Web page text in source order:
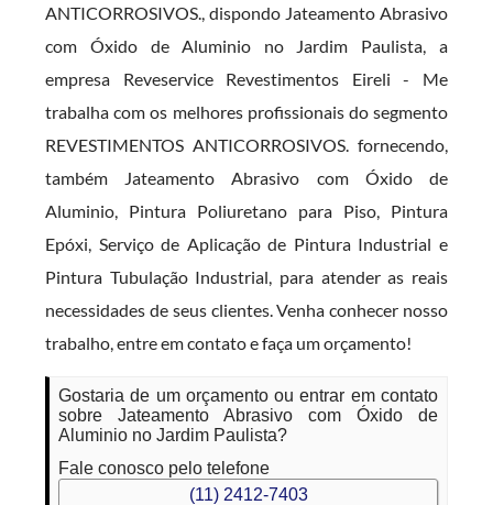
ANTICORROSIVOS., dispondo Jateamento Abrasivo
com Óxido de Aluminio no Jardim Paulista, a
empresa Reveservice Revestimentos Eireli - Me
trabalha com os melhores profissionais do segmento
REVESTIMENTOS ANTICORROSIVOS. fornecendo,
também Jateamento Abrasivo com Óxido de
Aluminio, Pintura Poliuretano para Piso, Pintura
Epóxi, Serviço de Aplicação de Pintura Industrial e
Pintura Tubulação Industrial, para atender as reais
necessidades de seus clientes. Venha conhecer nosso
trabalho, entre em contato e faça um orçamento!
Gostaria de um orçamento ou entrar em contato
sobre Jateamento Abrasivo com Óxido de
Aluminio no Jardim Paulista?
Fale conosco pelo telefone
(11) 2412-7403